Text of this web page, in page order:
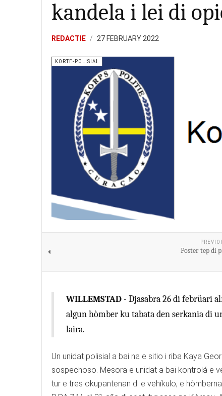
kandela i lei di
REDACTIE 27 FEBRUARY 2022
KORTE-POLISIAL
Poster tep di
WILLEMSTAD - Djasabra 26 di febrüari
algun hòmber ku tabata den serkania di
laira.
Un unidat polisial a bai na e sitio i riba Kaya
sospechoso. Mesora e unidat a bai kontrolá e
tur e tres okupantenan di e vehíkulo, e